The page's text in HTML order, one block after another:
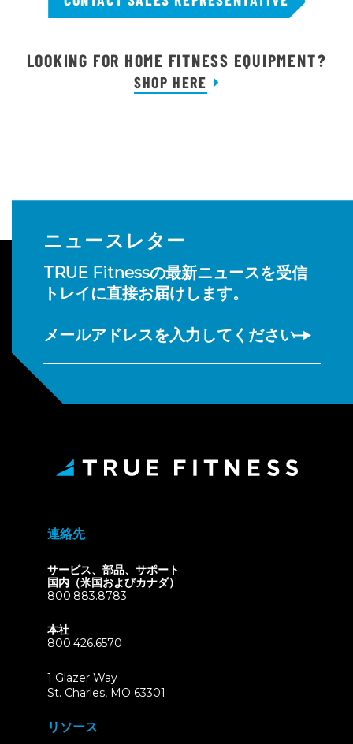
LOOKING FOR HOME FITNESS EQUIPMENT?
SHOP HERE
ニュースレター
TRUE Fitnessの最新ニュースを受信
トレイに直接お届けします。
メールアドレスを入力してください
連絡先
サービス、部品、サポート
国内（米国およびカナダ）
800.883.8783
本社
800.426.6570
1 Glazer Way
St. Charles, MO 63301
リソース